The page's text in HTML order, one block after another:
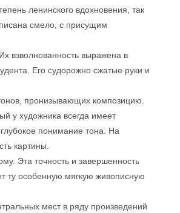
ленинского вдохновения, так
смело, с присущим
взволнованность выражена в
Его судорожно сжатые руки и
пронизывающих композицию.
у художника всегда имеет
понимание тона. На
картины.
Эта точность и завершенность
ту особенную мягкую живописную
мест в ряду произведений